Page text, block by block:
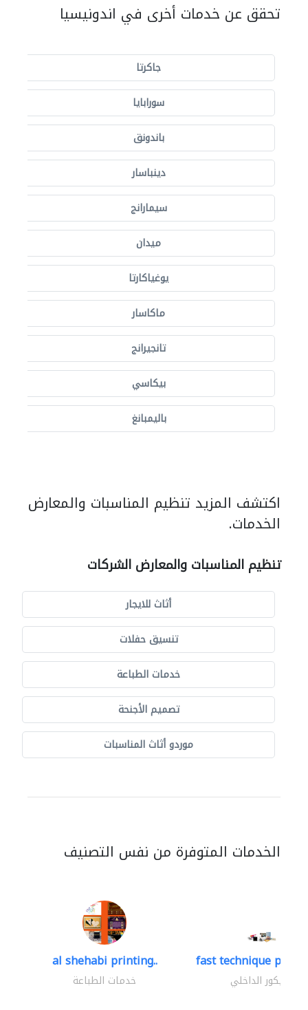
تحقق عن خدمات أخرى في اندونيسيا
جاكرتا
سورابايا
باندونق
دينباسار
سيمارانج
ميدان
يوغياكارتا
ماكاسار
تانجيرانج
بيكاسي
باليمبانغ
اكتشف المزيد تنظيم المناسبات والمعارض
الخدمات.
تنظيم المناسبات والمعارض الشركات
أثاث للايجار
تنسيق حفلات
خدمات الطباعة
تصميم الأجنحة
موردو أثاث المناسبات
الخدمات المتوفرة من نفس التصنيف
al shehabi printing..
خدمات الطباعة
fast technique pre-
الديكور الداخلي